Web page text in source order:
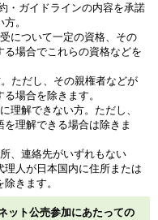
・ガイドラインの内容を承諾
。
について一定の資格、その
る場合でこれらの資格などを
。ただし、その親権者などが
場合を除きます。
理解できない方。ただし、
を理解できる場合は除きま
、連絡先がいずれもない
理人が日本国内に住所または
きます。
ット公売参加にあたっての